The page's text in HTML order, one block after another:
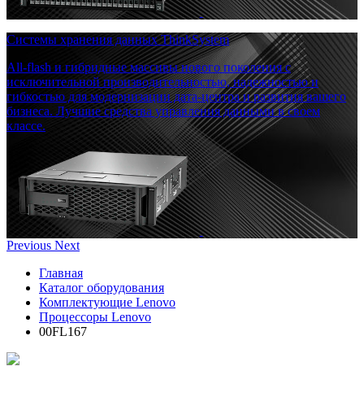
Системы хранения данных ThinkSystem
All-flash и гибридные массивы нового поколения с
исключительной производительностью, надежностью и
гибкостью для модернизации дата-центра и развития вашего
бизнеса. Лучшие средства управления данными в своем
классе.
Previous Next
Главная
Каталог оборудования
Комплектующие Lenovo
Процессоры Lenovo
00FL167